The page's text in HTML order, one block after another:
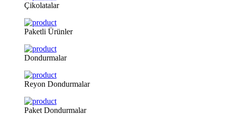
Çikolatalar
Paketli Ürünler
Dondurmalar
Reyon Dondurmalar
Paket Dondurmalar